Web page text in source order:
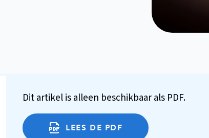
Dit artikel is alleen beschikbaar als PDF.
LEES DE PDF